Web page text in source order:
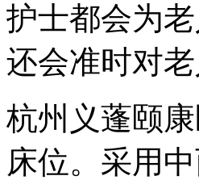
护士都会为
还会准时对
杭州义蓬颐
床位。采用